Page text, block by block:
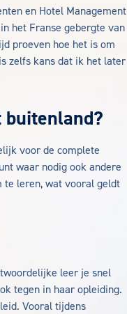
en Hotel Management
het Franse gebergte van
proeven hoe het is om
zelfs kans dat ik het later
buitenland?
voor de complete
waar nodig ook andere
leren, wat vooral geldt
leer je snel
tegen in haar opleiding.
Vooral tijdens